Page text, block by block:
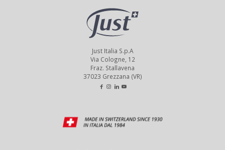
Just Italia S.p.A
Via Cologne, 12
Fraz. Stallavena
37023 Grezzana (VR)